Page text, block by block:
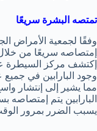
تمتصه البشرة سريعًا
وفقًا لجمعية الأمراض
إكتشف مركز السيطرة
وجود البارابين في جميع
مما يشير إلى إنتشار
البارابين يتم
يسبب الضرر بمرور